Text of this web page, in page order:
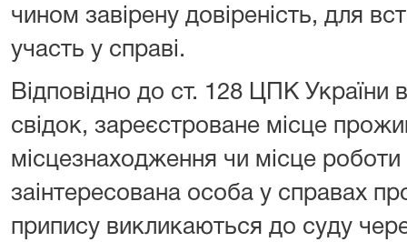
чином завірену довіреність, для
участь у справі.
Відповідно до ст. 128 ЦПК України
свідок, зареєстроване місце
місцезнаходження чи місце
заінтересована особа у справах
припису викликаються до суду